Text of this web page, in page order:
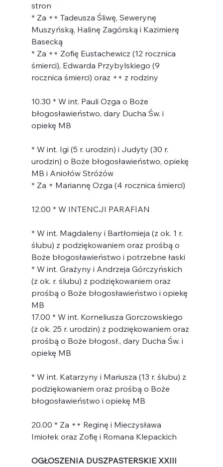
stron
* Za ++ Tadeusza Śliwę, Sewerynę
Muszyńską, Halinę Zagórską i Kazimierę
Basecką
* Za ++ Zofię Eustachewicz (12 rocznica
śmierci), Edwarda Przybylskiego (9
rocznica śmierci) oraz ++ z rodziny
10.30 * W int. Pauli Ozga o Boże
błogosławieństwo, dary Ducha Św. i
opiekę MB
* W int. Igi (5 r. urodzin) i Judyty (30 r.
urodzin) o Boże błogosławieństwo, opiekę
MB i Aniołów Stróżów
* Za + Mariannę Ozga (4 rocznica śmierci)
12.00 * W INTENCJI PARAFIAN
* W int. Magdaleny i Bartłomieja (z ok. 1 r.
ślubu) z podziękowaniem oraz prośbą o
Boże błogosławieństwo i potrzebne łaski
* W int. Grażyny i Andrzeja Górczyńskich
(z ok. r. ślubu) z podziękowaniem oraz
prośbą o Boże błogosławieństwo i opiekę
MB
17.00 * W int. Korneliusza Gorczowskiego
(z ok. 25 r. urodzin) z podziękowaniem oraz
prośbą o Boże błogosł., dary Ducha Św. i
opiekę MB
* W int. Katarzyny i Mariusza (13 r. ślubu) z
podziękowaniem oraz prośbą o Boże
błogosławieństwo i opiekę MB
20.00 * Za ++ Reginę i Mieczysława
Imiołek oraz Zofię i Romana Klepackich
OGŁOSZENIA DUSZPASTERSKIE XXIII